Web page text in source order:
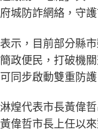
城防詐網絡，守
示，目前部分縣
政便民，打破機
同步啟動雙重防護
煌代表市長黃偉
偉哲市長上任以